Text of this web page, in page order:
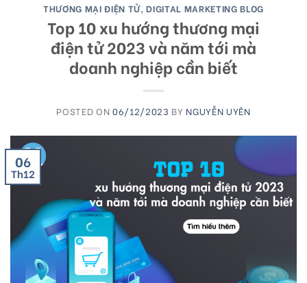
THƯƠNG MẠI ĐIỆN TỬ,DIGITAL MARKETING BLOG
Top 10 xu hướng thương mại
điện tử 2023 và năm tới mà
doanh nghiệp cần biết
POSTED ON 06/12/2023 BY NGUYỄN UYÊN
06
Th12